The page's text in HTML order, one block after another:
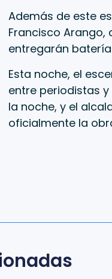
Además de este
Francisco
entregarán
Esta noche, el
entre periodistas y
la noche, y el
oficialmente la